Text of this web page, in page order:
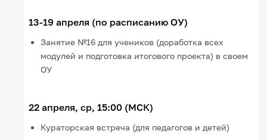
13-19 апреля (по расписанию ОУ)
Занятие №16 для учеников (доработка всех
модулей и подготовка итогового проекта) в своем
ОУ
22 апреля, ср, 15:00 (МСК)
Кураторская встреча (для педагогов и детей)